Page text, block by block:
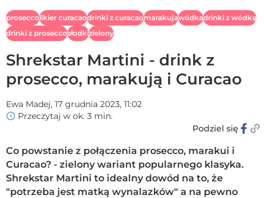
proseccolikier curacaodrinki z curacaomarakujawódkadrinki z wódką
drinki z proseccosłodkizielony
Shrekstar Martini - drink z
prosecco, marakują i Curacao
Ewa Madej, 17 grudnia 2023, 11:02
Przeczytaj w ok. 3 min.
Podziel się
Co powstanie z połączenia prosecco, marakui i
Curacao? - zielony wariant popularnego klasyka.
Shrekstar Martini to idealny dowód na to, że
"potrzeba jest matką wynalazków" a na pewno